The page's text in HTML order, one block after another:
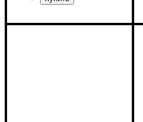
Ширина: 280 см